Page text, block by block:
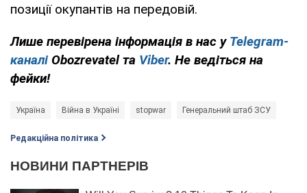
позиції окупантів на передовій.
Лише перевірена інформація в нас у Telegram-
каналі Obozrevatel та Viber. Не ведіться на
фейки!
Україна Війна в Україні stopwar Генеральний штаб ЗСУ
Редакційна політика